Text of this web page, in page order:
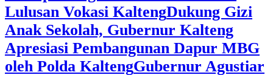
Lulusan Vokasi Kalteng‎Dukung Gizi
Anak Sekolah, Gubernur Kalteng
Apresiasi Pembangunan Dapur MBG
oleh Polda Kalteng‎Gubernur Agustiar